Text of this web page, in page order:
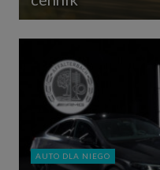
AUTO DLA NIEGO